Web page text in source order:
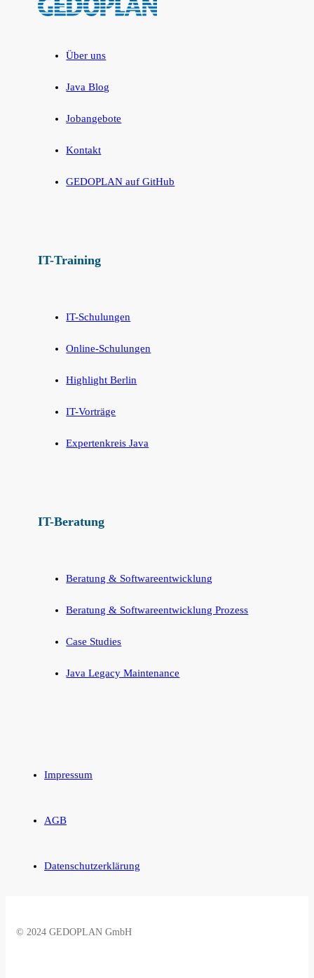
Über uns
Java Blog
Jobangebote
Kontakt
GEDOPLAN auf GitHub
IT-Training
IT-Schulungen
Online-Schulungen
Highlight Berlin
IT-Vorträge
Expertenkreis Java
IT-Beratung
Beratung & Softwareentwicklung
Beratung & Softwareentwicklung Prozess
Case Studies
Java Legacy Maintenance
Impressum
AGB
Datenschutzerklärung
© 2024 GEDOPLAN GmbH